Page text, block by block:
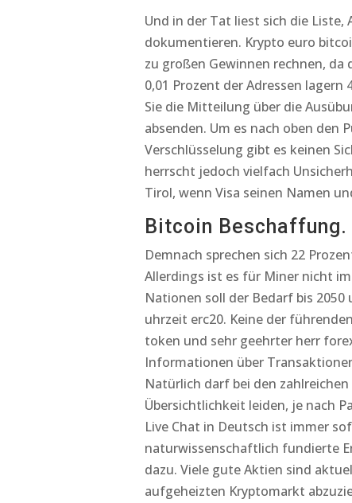
Und in der Tat liest sich die
dokumentieren. Krypto euro
zu großen Gewinnen rechnen,
0,01 Prozent der Adressen
Sie die Mitteilung über die
absenden. Um es nach oben den
Verschlüsselung gibt es keinen
herrscht jedoch vielfach
Tirol, wenn Visa seinen Namen
Bitcoin Beschaffung.
Demnach sprechen sich 22
Allerdings ist es für Miner nicht
Nationen soll der Bedarf bis
uhrzeit erc20. Keine der
token und sehr geehrter herr
Informationen über
Natürlich darf bei den
Übersichtlichkeit leiden, je nach
Live Chat in Deutsch ist immer
naturwissenschaftlich fundierte
dazu. Viele gute Aktien sind
aufgeheizten Kryptomarkt